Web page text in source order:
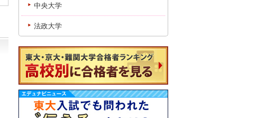
中央大学
法政大学